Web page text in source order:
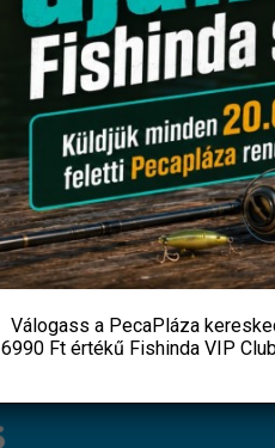
VILÁGÍTÓPATRON
BULB
290Ft
KOSÁRBA
Válogass a PecaPláza
6990 Ft értékű Fishinda VIP